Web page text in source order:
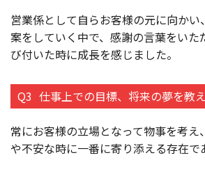
営業係として自らお客様の元に向か
案をしていく中で、感謝の言葉をいた
び付いた時に成長を感じました。
Q3 仕事上での目標、将来の夢を教
常にお客様の立場となって物事を考
や不安な時に一番に寄り添える存在で